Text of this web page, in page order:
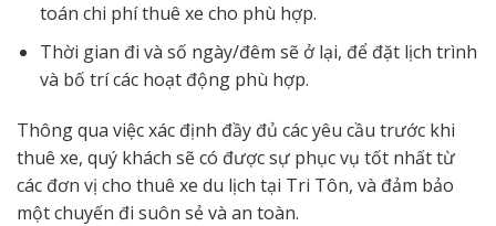
toán chi phí thuê xe cho phù hợp.
Thời gian đi và số ngày/đêm sẽ ở lại, để đặt lịch trình
và bố trí các hoạt động phù hợp.
Thông qua việc xác định đầy đủ các yêu cầu trước khi
thuê xe, quý khách sẽ có được sự phục vụ tốt nhất từ
các đơn vị cho thuê xe du lịch tại Tri Tôn, và đảm bảo
một chuyến đi suôn sẻ và an toàn.